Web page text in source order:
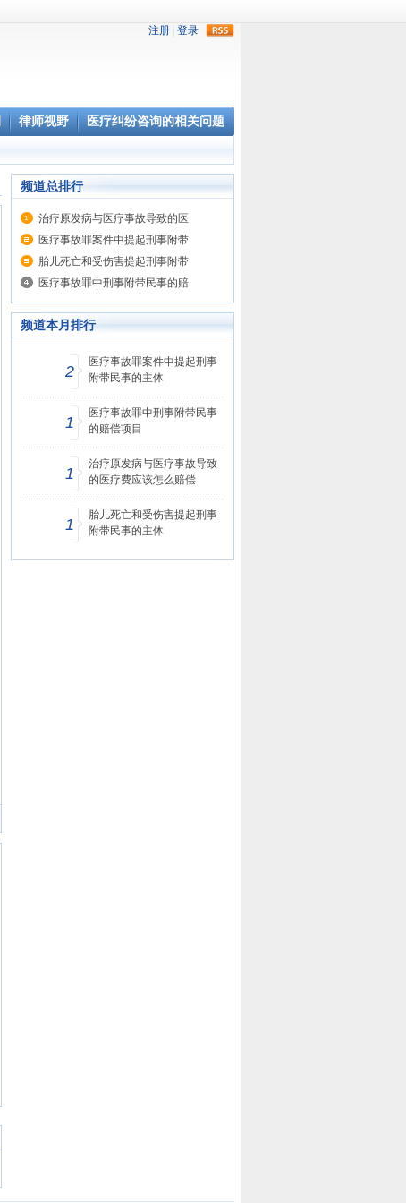
律师视野 医疗纠纷咨询的相关问题
频道总排行
治疗原发病与医疗事故导致的医
医疗事故罪案件中提起刑事附带
胎儿死亡和受伤害提起刑事附带
医疗事故罪中刑事附带民事的赔
频道本月排行
2
医疗事故罪案件中提起刑事
附带民事的主体
1
医疗事故罪中刑事附带民事
的赔偿项目
1
治疗原发病与医疗事故导致
的医疗费应该怎么赔偿
1
胎儿死亡和受伤害提起刑事
附带民事的主体